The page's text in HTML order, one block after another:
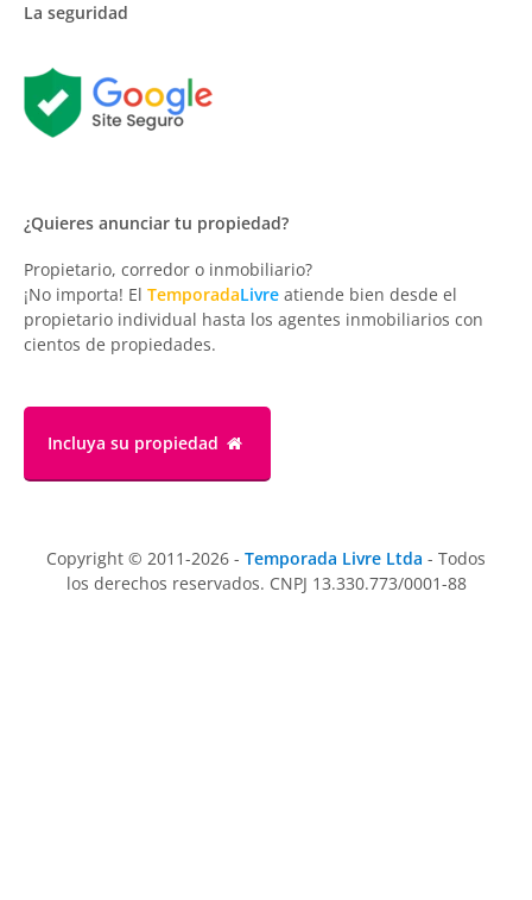
La seguridad
¿Quieres anunciar tu propiedad?
Propietario, corredor o inmobiliario?
¡No importa! El TemporadaLivre atiende bien desde el
propietario individual hasta los agentes inmobiliarios con
cientos de propiedades.
Incluya su propiedad
Copyright © 2011-2026 - Temporada Livre Ltda - Todos
los derechos reservados. CNPJ 13.330.773/0001-88